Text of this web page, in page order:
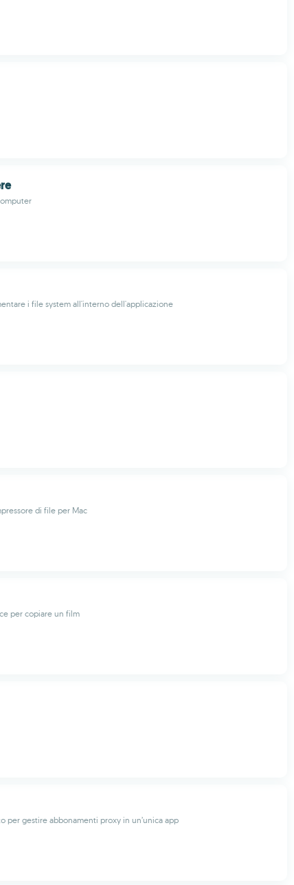
i file system all'interno dell'applicazione
di file per Mac
per copiare un film
per gestire abbonamenti proxy in un’unica app